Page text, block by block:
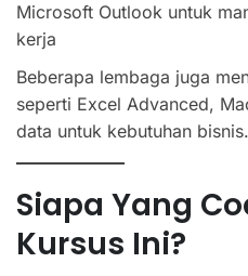
Microsoft Outlook untuk
kerja
Beberapa lembaga juga
seperti Excel Advanced,
data untuk kebutuhan bisnis.
Siapa Yang
Kursus Ini?